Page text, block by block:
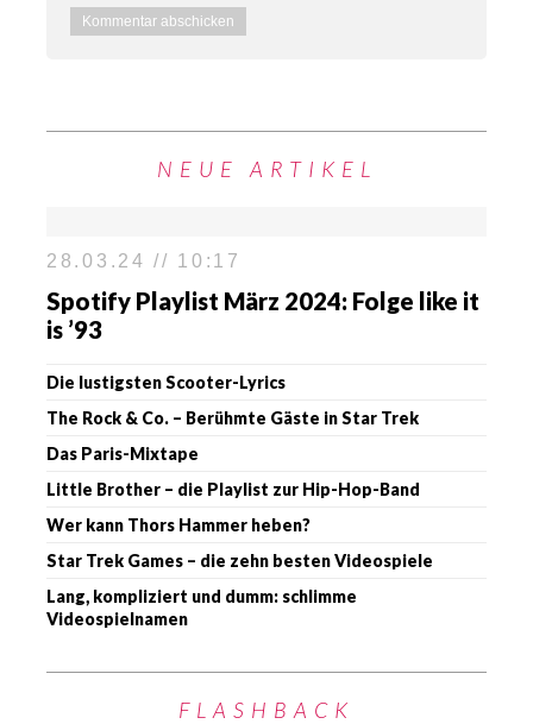
NEUE ARTIKEL
28.03.24 // 10:17
Spotify Playlist März 2024: Folge like it
is ’93
Die lustigsten Scooter-Lyrics
The Rock & Co. – Berühmte Gäste in Star Trek
Das Paris-Mixtape
Little Brother – die Playlist zur Hip-Hop-Band
Wer kann Thors Hammer heben?
Star Trek Games – die zehn besten Videospiele
Lang, kompliziert und dumm: schlimme
Videospielnamen
FLASHBACK